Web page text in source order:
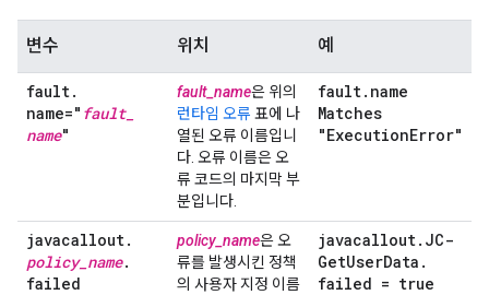
변수 위치 예
fault.
name=" fault_
name"
fault_name은 위의
런타임 오류 표에 나
열된 오류 이름입니
다. 오류 이름은 오
류 코드의 마지막 부
분입니다.
fault. name
Matches
"ExecutionError"
javacallout.
policy_ name.
failed
policy_name은 오
류를 발생시킨 정책
의 사용자 지정 이름
javacallout. JC-
GetUserData .
failed = true